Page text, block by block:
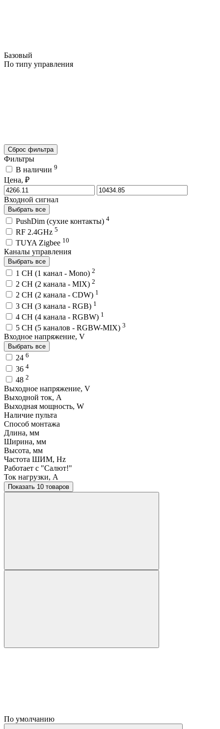
Базовый
По типу управления
Сброс фильтра
Фильтры
В наличии 9
Цена, ₽
Входной сигнал
Выбрать все
PushDim (сухие контакты) 4
RF 2.4GHz 5
TUYA Zigbee 10
Каналы управления
Выбрать все
1 CH (1 канал - Mono) 2
2 CH (2 канала - MIX) 2
2 CH (2 канала - CDW) 1
3 CH (3 канала - RGB) 1
4 CH (4 канала - RGBW) 1
5 CH (5 каналов - RGBW-MIX) 3
Входное напряжение, V
Выбрать все
24 6
36 4
48 2
Выходное напряжение, V
Выходной ток, A
Выходная мощность, W
Наличие пульта
Способ монтажа
Длина, мм
Ширина, мм
Высота, мм
Частота ШИМ, Hz
Работает с "Салют!"
Ток нагрузки, A
Показать 10 товаров
По умолчанию